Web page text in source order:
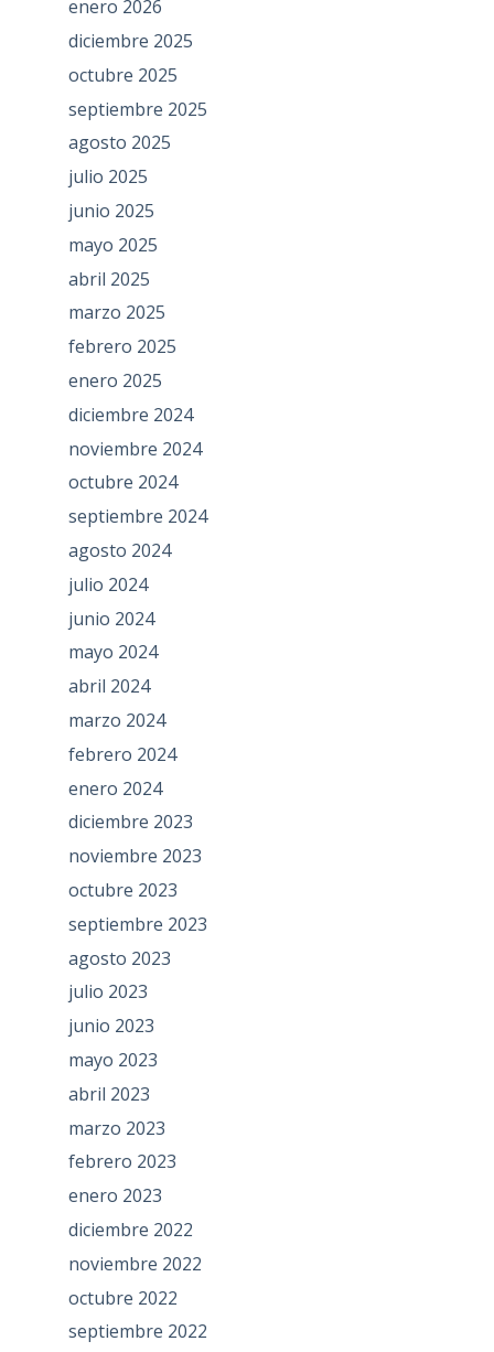
enero 2026
diciembre 2025
octubre 2025
septiembre 2025
agosto 2025
julio 2025
junio 2025
mayo 2025
abril 2025
marzo 2025
febrero 2025
enero 2025
diciembre 2024
noviembre 2024
octubre 2024
septiembre 2024
agosto 2024
julio 2024
junio 2024
mayo 2024
abril 2024
marzo 2024
febrero 2024
enero 2024
diciembre 2023
noviembre 2023
octubre 2023
septiembre 2023
agosto 2023
julio 2023
junio 2023
mayo 2023
abril 2023
marzo 2023
febrero 2023
enero 2023
diciembre 2022
noviembre 2022
octubre 2022
septiembre 2022